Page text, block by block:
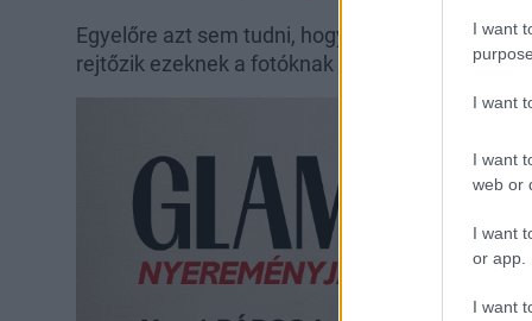
I want
I want
I want
web or
I want
or app.
I want
Egyelőre azt sem tudni, hogy mióta randiznak,
rejtőzik ezeknek a fotóknak a hátterében... Vajon